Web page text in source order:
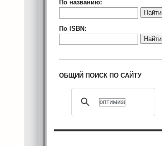
По названию:
Найти
По ISBN:
Найти
ОБЩИЙ ПОИСК ПО САЙТУ